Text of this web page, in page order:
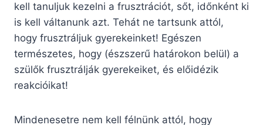
kell tanuljuk kezelni a frusztrációt, sőt, időnként ki
is kell váltanunk azt. Tehát ne tartsunk attól,
hogy frusztráljuk gyerekeinket! Egészen
természetes, hogy (észszerű határokon belül) a
szülők frusztrálják gyerekeiket, és előidézik
reakcióikat!
Mindenesetre nem kell félnünk attól, hogy